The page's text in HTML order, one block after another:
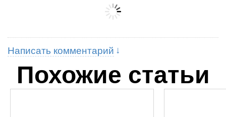
Написать комментарий
Похожие статьи